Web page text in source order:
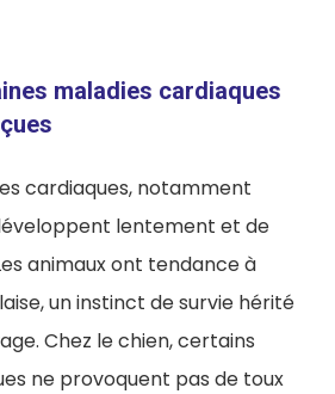
maladies cardiaques
cardiaques, notamment
lentement et de
animaux ont tendance à
un instinct de survie hérité
Chez le chien, certains
ne provoquent pas de toux